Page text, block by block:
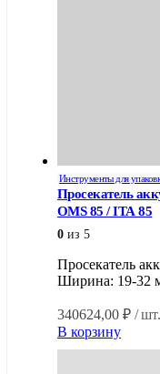
Инструменты для
Просекатель
OMS 85 / ITA 85
0 из 5
Просекатель
Ширина: 19-32
340624,00 ₽ / шт.
В корзину